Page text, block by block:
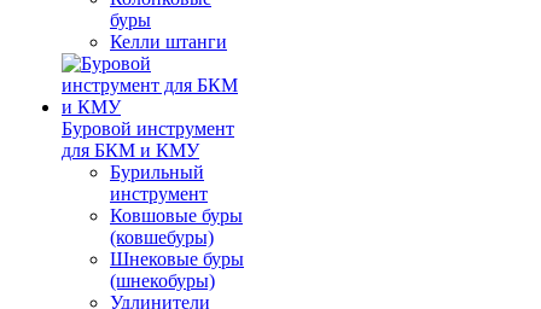
буры
Келли штанги
Буровой инструмент
для БКМ и КМУ
Бурильный
инструмент
Ковшовые буры
(ковшебуры)
Шнековые буры
(шнекобуры)
Удлинители